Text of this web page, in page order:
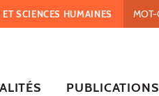
SCIENCES HUMAINES
PUBLICATIONS